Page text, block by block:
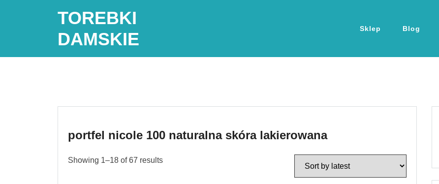
TOREBKI
DAMSKIE
Sklep Blog
portfel nicole 100 naturalna skóra lakierowana
Showing 1–18 of 67 results